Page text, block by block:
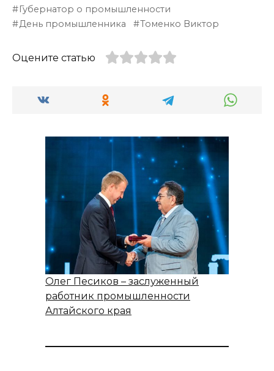
Губернатор о промышленности
День промышленника
Томенко Виктор
Оцените статью
Олег Песиков – заслуженный
работник промышленности
Алтайского края